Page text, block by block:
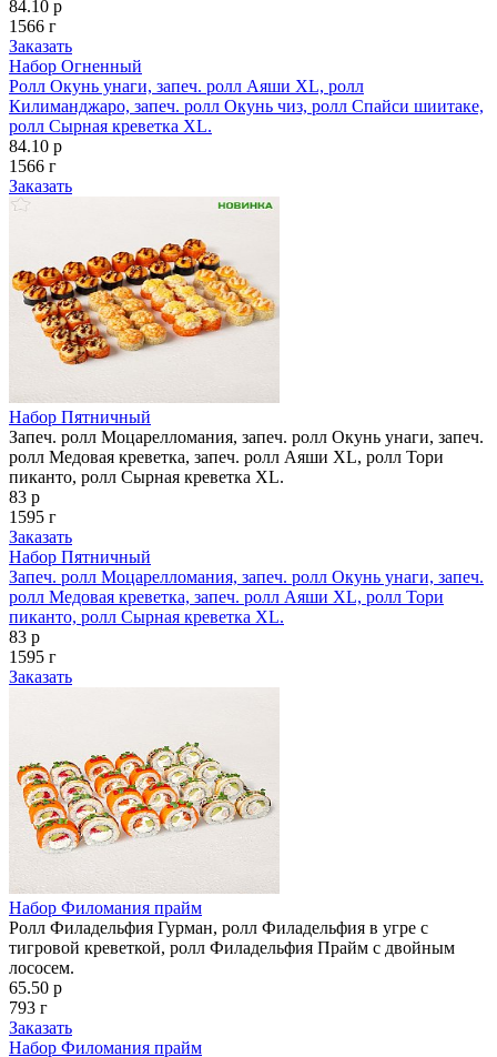
84.10 р
1566 г
Заказать
Набор Огненный
Ролл Окунь унаги, запеч. ролл Аяши XL, ролл
Килиманджаро, запеч. ролл Окунь чиз, ролл Спайси шиитаке,
ролл Сырная креветка XL.
84.10 р
1566 г
Заказать
Набор Пятничный
Запеч. ролл Моцарелломания, запеч. ролл Окунь унаги, запеч.
ролл Медовая креветка, запеч. ролл Аяши XL, ролл Тори
пиканто, ролл Сырная креветка XL.
83 р
1595 г
Заказать
Набор Пятничный
Запеч. ролл Моцарелломания, запеч. ролл Окунь унаги, запеч.
ролл Медовая креветка, запеч. ролл Аяши XL, ролл Тори
пиканто, ролл Сырная креветка XL.
83 р
1595 г
Заказать
Набор Филомания прайм
Ролл Филадельфия Гурман, ролл Филадельфия в угре с
тигровой креветкой, ролл Филадельфия Прайм с двойным
лососем.
65.50 р
793 г
Заказать
Набор Филомания прайм